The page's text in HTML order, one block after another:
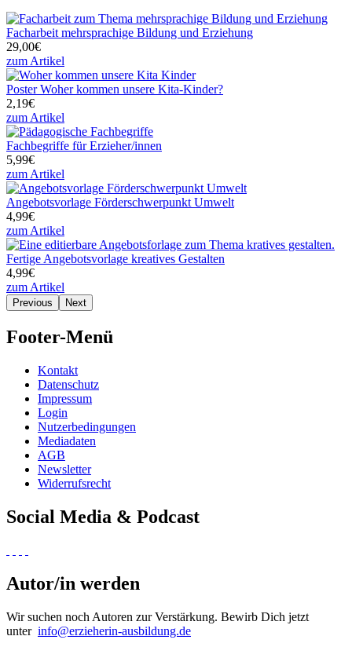
Facharbeit mehrsprachige Bildung und Erziehung
29,00€
zum Artikel
Poster Woher kommen unsere Kita-Kinder?
2,19€
zum Artikel
Fachbegriffe für Erzieher/innen
5,99€
zum Artikel
Angebotsvorlage Förderschwerpunkt Umwelt
4,99€
zum Artikel
Fertige Angebotsvorlage kreatives Gestalten
4,99€
zum Artikel
Previous Next
Footer-Menü
Kontakt
Datenschutz
Impressum
Login
Nutzerbedingungen
Mediadaten
AGB
Newsletter
Widerrufsrecht
Social Media & Podcast
Autor/in werden
Wir suchen noch Autoren zur Verstärkung. Bewirb Dich jetzt
unter info@erzieherin-ausbildung.de